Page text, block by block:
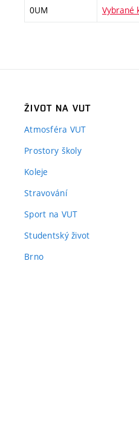
0UM Vybrané
ŽIVOT NA VUT
Atmosféra VUT
Prostory školy
Koleje
Stravování
Sport na VUT
Studentský život
Brno